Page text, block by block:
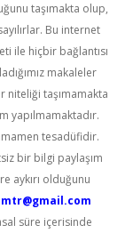
taşımakta olup,
Bu internet
ile hiçbir bağlantısı
makaleler
niteliği taşımamakta
yapılmamaktadır.
tesadüfidir.
bir bilgi paylaşım
aykırı olduğunu
süre içerisinde